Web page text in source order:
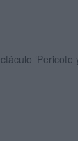
‘Pericote